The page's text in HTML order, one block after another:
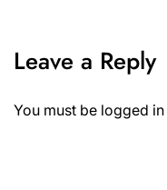
Leave a Reply
You must be logged in